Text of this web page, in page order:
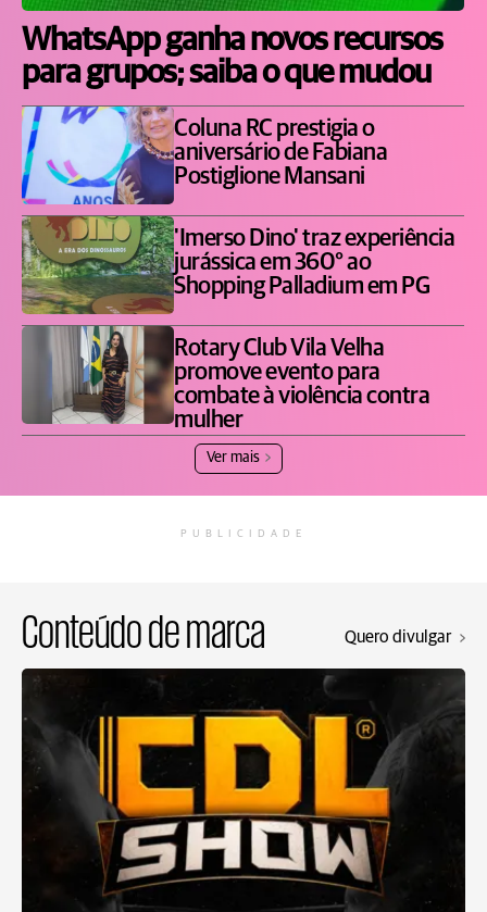
WhatsApp ganha novos recursos
para grupos; saiba o que mudou
Coluna RC prestigia o
aniversário de Fabiana
Postiglione Mansani
'Imerso Dino' traz experiência
jurássica em 360° ao
Shopping Palladium em PG
Rotary Club Vila Velha
promove evento para
combate à violência contra
mulher
Ver mais
PUBLICIDADE
Conteúdo de marca Quero divulgar